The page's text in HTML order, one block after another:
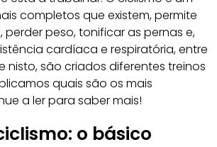
completos que existem, permite
perder peso, tonificar as pernas e,
cardíaca e respiratória, entre
nisto, são criados diferentes treinos
quais são os mais
a ler para saber mais!
o básico